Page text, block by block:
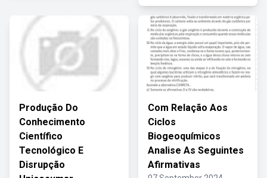
Produção Do
Conhecimento
Científico
Tecnológico E
Disrupção
Com Relação Aos
Ciclos
Biogeoquímicos
Analise As Seguintes
Afirmativas